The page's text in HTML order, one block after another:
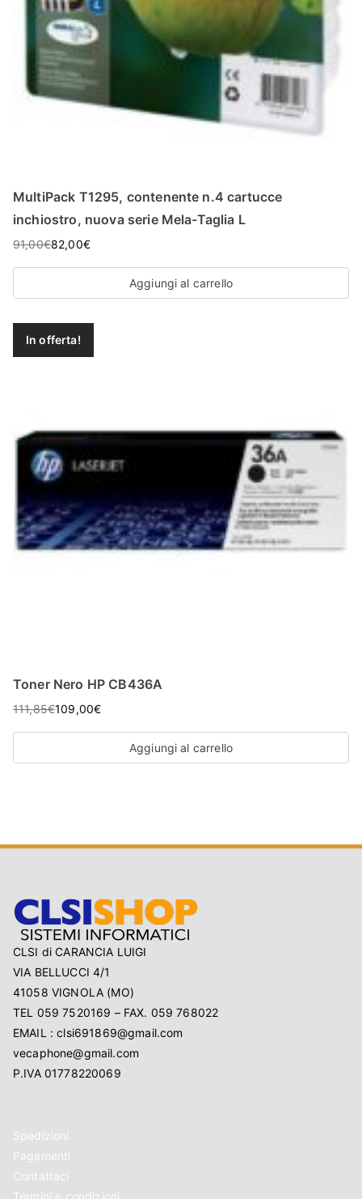
MultiPack T1295, contenente n.4 cartucce
inchiostro, nuova serie Mela-Taglia L
91,00€82,00€
Aggiungi al carrello
In offerta!
Toner Nero HP CB436A
111,85€109,00€
Aggiungi al carrello
CLSI di CARANCIA LUIGI
VIA BELLUCCI 4/1
41058 VIGNOLA (MO)
TEL 059 7520169 – FAX. 059 768022
EMAIL : clsi691869@gmail.com
vecaphone@gmail.com
P.IVA 01778220069
Spedizioni
Pagamenti
Contattaci
Termini e condizioni